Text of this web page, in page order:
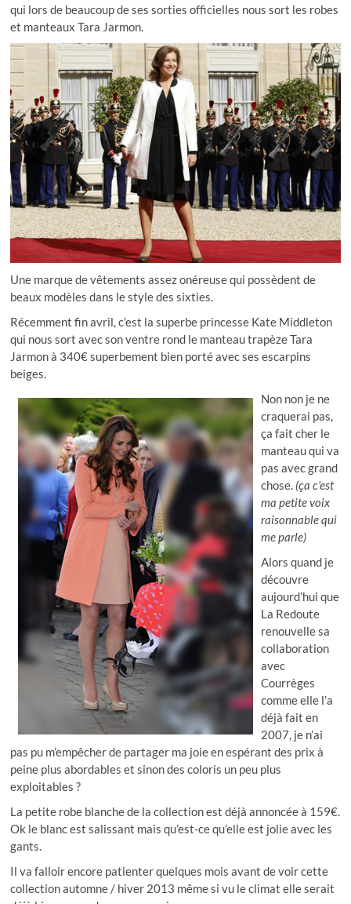
qui lors de beaucoup de ses sorties officielles nous sort les robes
et manteaux Tara Jarmon.
Une marque de vêtements assez onéreuse qui possèdent de
beaux modèles dans le style des sixties.
Récemment fin avril, c’est la superbe princesse Kate Middleton
qui nous sort avec son ventre rond le manteau trapèze Tara
Jarmon à 340€ superbement bien porté avec ses escarpins
beiges.
Non non je ne
craquerai pas,
ça fait cher le
manteau qui va
pas avec grand
chose. (ça c’est
ma petite voix
raisonnable qui
me parle)
Alors quand je
découvre
aujourd’hui que
La Redoute
renouvelle sa
collaboration
avec
Courrèges
comme elle l’a
déjà fait en
2007, je n’ai
pas pu m’empêcher de partager ma joie en espérant des prix à
peine plus abordables et sinon des coloris un peu plus
exploitables ?
La petite robe blanche de la collection est déjà annoncée à 159€.
Ok le blanc est salissant mais qu’est-ce qu’elle est jolie avec les
gants.
Il va falloir encore patienter quelques mois avant de voir cette
collection automne / hiver 2013 même si vu le climat elle serait